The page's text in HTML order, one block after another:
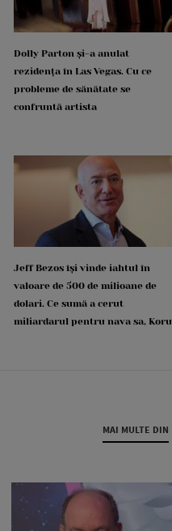
Dolly Parton și-a anulat
rezidența în Las Vegas. Cu ce
probleme de sănătate se
confruntă artista
Jeff Bezos își vinde iahtul în
valoare de 500 de milioane de
dolari. Ce sumă a cerut
miliardarul pentru nava sa, Koru
MAI MULTE DIN